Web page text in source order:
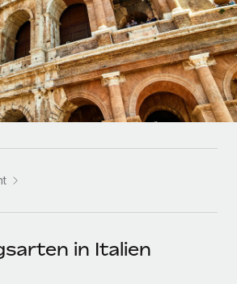
der HR in bestehende Abläufe
für dein Team
HR-Lösungen, um Teams zu
Konzerne und Großunternehmen
von Global-HR-Funktionen in deine
in Italien